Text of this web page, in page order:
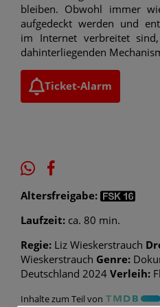
bleiben. Obwohl immer
aufgedeckt werden und
im Internet verbreitet
dahinterliegenden
Ticket-Alarm
Altersfreigabe:
Laufzeit: ca. 80 min.
Regie: Liz Wieskerstrauch
Wieskerstrauch Genre:
Deutschland 2024 Verleih:
Inhalte zum Teil von